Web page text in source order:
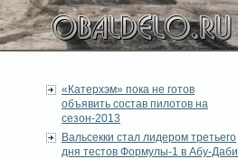
«Катерхэм» пока не готов
объявить состав пилотов на
сезон-2013
Вальсекки стал лидером третьего
дня тестов Формулы-1 в Абу-Даби